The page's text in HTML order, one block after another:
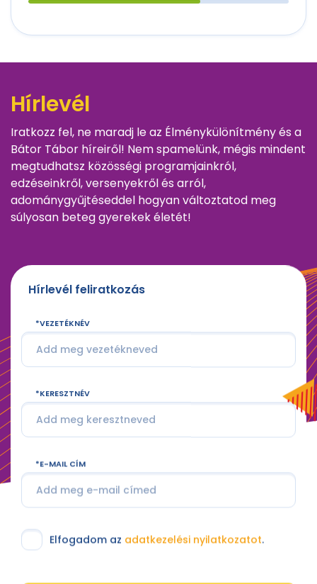
Hírlevél
Iratkozz fel, ne maradj le az Élménykülönítmény és a
Bátor Tábor híreiről! Nem spamelünk, mégis mindent
megtudhatsz közösségi programjainkról,
edzéseinkről, versenyekről és arról,
adománygyűjtéseddel hogyan változtatod meg
súlyosan beteg gyerekek életét!
Hírlevél feliratkozás
VEZETÉKNÉV
KERESZTNÉV
E-MAIL CÍM
Elfogadom az adatkezelési nyilatkozatot.